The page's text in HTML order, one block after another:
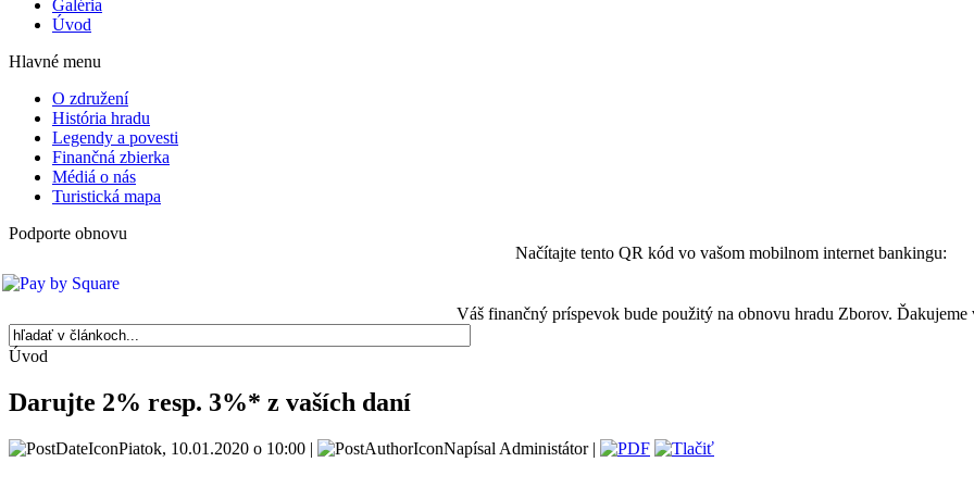
Galéria
Úvod
Hlavné menu
O združení
História hradu
Legendy a povesti
Finančná zbierka
Médiá o nás
Turistická mapa
Podporte obnovu
Načítajte tento QR kód vo vašom mobilnom internet bankingu:
Váš finančný príspevok bude použitý na obnovu hradu Zborov. Ďakujeme
Úvod
Darujte 2% resp. 3%* z vaších daní
Piatok, 10.01.2020 o 10:00 | Napísal Administátor |